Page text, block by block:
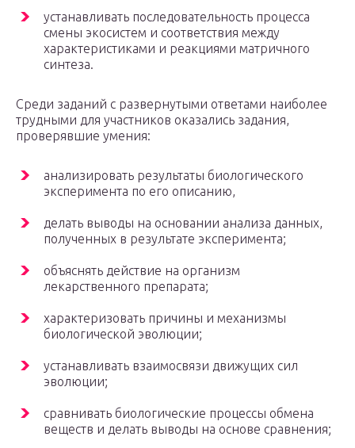
устанавливать последовательность процесса
смены экосистем и соответствия между
характеристиками и реакциями матричного
синтеза.
Среди заданий с развернутыми ответами наиболее
трудными для участников оказались задания,
проверявшие умения:
анализировать результаты биологического
эксперимента по его описанию,
делать выводы на основании анализа данных,
полученных в результате эксперимента;
объяснять действие на организм
лекарственного препарата;
характеризовать причины и механизмы
биологической эволюции;
устанавливать взаимосвязи движущих сил
эволюции;
сравнивать биологические процессы обмена
веществ и делать выводы на основе сравнения;